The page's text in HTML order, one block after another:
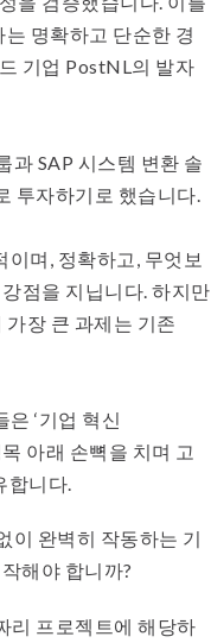
명확하고 단순한 경
기업 PostNL의 발자
과 SAP 시스템 변환 솔
투자하기로 했습니다.
며, 정확하고, 무엇보
점을 지닙니다. 하지만
가장 큰 과제는 기존
‘기업 혁신
아래 손뼉을 치며 고
니다.
이 완벽히 작동하는 기
해야 합니까?
리 프로젝트에 해당하